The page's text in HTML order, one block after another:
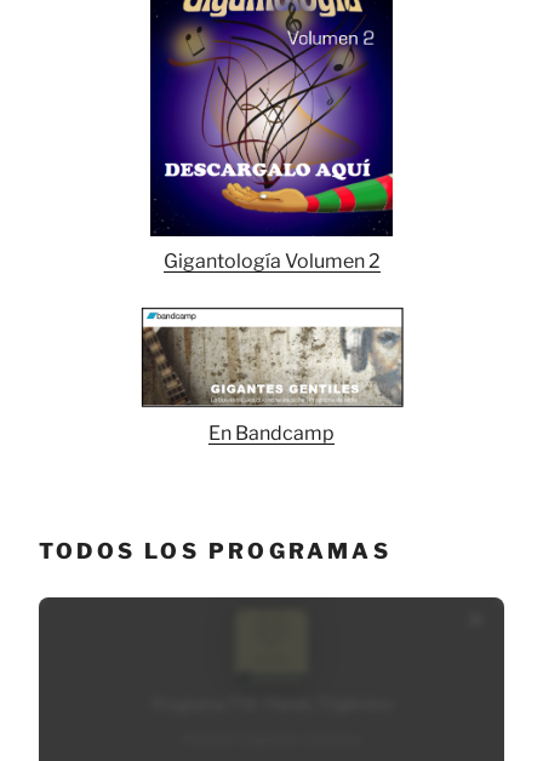
Gigantología Volumen 2
En Bandcamp
TODOS LOS PROGRAMAS